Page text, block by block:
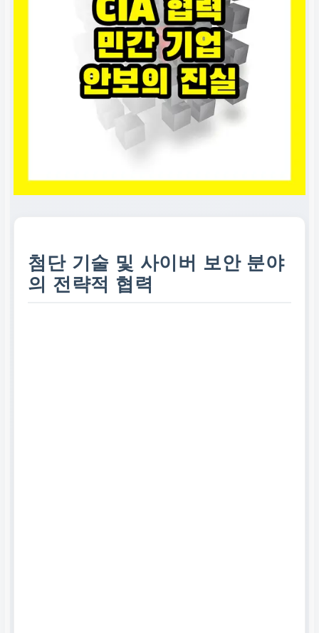
첨단 기술 및 사이버 보안 분야
의 전략적 협력